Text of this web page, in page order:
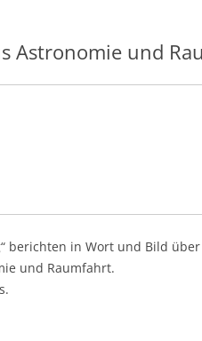
Astronomie und
berichten in Wort und Bild
und Raumfahrt.